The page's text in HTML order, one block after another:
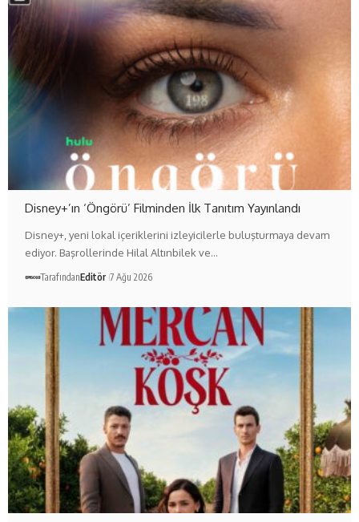
Disney+’ın ‘Öngörü’ Filminden İlk Tanıtım Yayınlandı
Disney+, yeni lokal içeriklerini izleyicilerle buluşturmaya devam
ediyor. Başrollerinde Hilal Altınbilek ve…
TarafındanEditör 7 Ağu 2026